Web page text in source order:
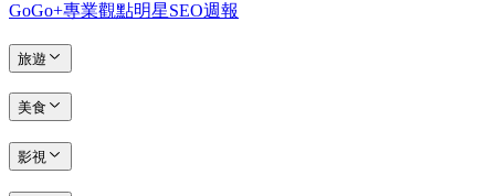
GoGo+專業觀點明星SEO週報
旅遊
美食
影視